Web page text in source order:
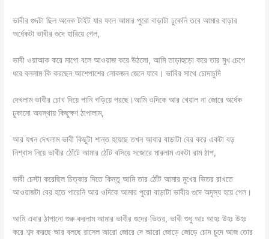
ভাবীর গুদটা ছিল অনেক টাইট যার ফলে আমার পুরো বাড়াটা ঢুকেনি তবে আমার বাড়ার
অর্ধেকটা ভাবীর গুদে হারিয়ে গেল,
ভাবী ওয়াআক করে মাগো বলে আওয়াজ করে উঠলো, আমি তাড়াহুড়ো করে তার মুখ চেপে
ধরে বললাম কি করছেন আশেপাশের লোকজন জেনে যাবে। ভাবির সাথে চোদাচুদি
দেখলাম ভাবীর চোখ দিয়ে পানি গড়িয়ে পরছে।আমি ওদিকে আর খেয়াল না জোরে অর্ধেক
ঢুকানো অবস্থায় কিছুক্ষণ ঠাপালাম,
আর যখন দেখলাম ভাবী কিছুটা শান্ত হয়েছে তখন আবার বাড়াটা বের করে একটা বড়
নিশ্বাস নিয়ে ভাবীর ঠোঁটে আমার ঠোঁট বসিয়ে সজোরে মারলাম একটা রাম ঠাপ,
ভাবী চেস্টা করেছিল চিত্কার দিতে কিন্তু আমি তার ঠোঁট আমার মুখের ভিতর রাখতে
আওয়াজটা বের হতে পারেনি আর ওদিকে আমার পুরো বাড়াটা ভাবীর গুদে অদৃস্য হয়ে গেল।
আমি এবার ঠাপানো শুরু করলাম আমার ভাবীর গুদের ভিতর, ভাবী শুধু আঃ আহঃ উহঃ উহঃ
করে শব্দ করছে আর বলছে রাসেল আরো জোরে দে আরো জোড়ে জোড়ে চোদ চুদে আজ তোর